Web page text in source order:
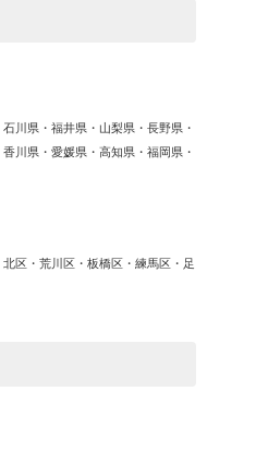
川県・福井県・山梨県・長野県・
川県・愛媛県・高知県・福岡県・
区・荒川区・板橋区・練馬区・足